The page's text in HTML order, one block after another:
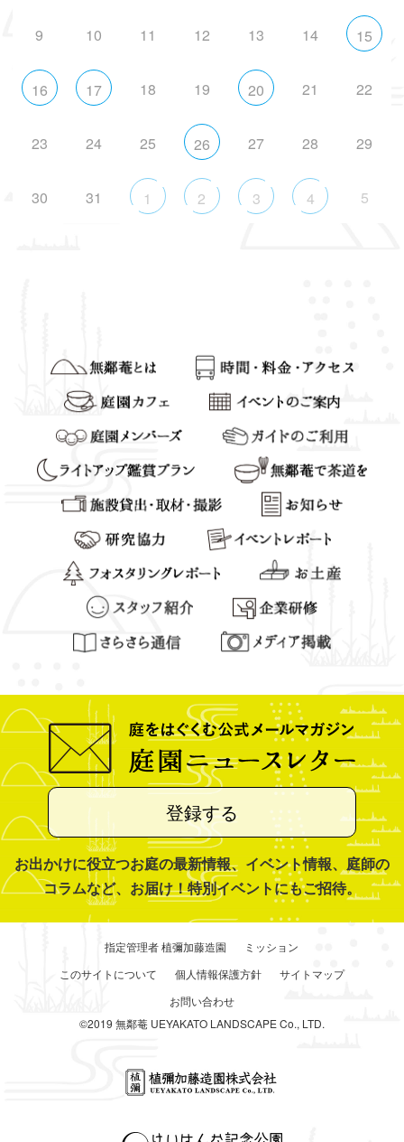
9 10 11 12 13 14 15
16 17 18 19 20 21 22
23 24 25 26 27 28 29
30 31 1 2 3 4 5
登録する
お出かけに役立つお庭の最新情報、イベント情報、庭師の
コラムなど、お届け！特別イベントにもご招待。
指定管理者 植彌加藤造園
ミッション
このサイトについて
個人情報保護方針
サイトマップ
お問い合わせ
©2019 無鄰菴 UEYAKATO LANDSCAPE Co., LTD.